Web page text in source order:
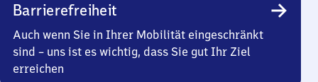
Barrierefreiheit
Auch wenn Sie in Ihrer Mobilität eingeschränkt
sind – uns ist es wichtig, dass Sie gut Ihr Ziel
erreichen